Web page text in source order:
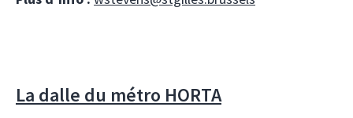
La dalle du métro HORTA